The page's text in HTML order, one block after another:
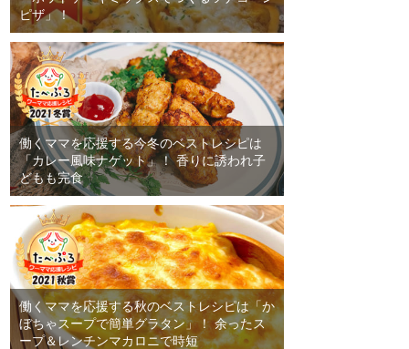
ピザ」！
働くママを応援する今冬のベストレシピは
「カレー風味ナゲット」！ 香りに誘われ子
どもも完食
働くママを応援する秋のベストレシピは「か
ぼちゃスープで簡単グラタン」！ 余ったス
ープ＆レンチンマカロニで時短